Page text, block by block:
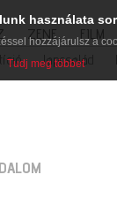
ZENE FILM
lapcsalád
használata
hozzájárulsz a
Tudj meg többet